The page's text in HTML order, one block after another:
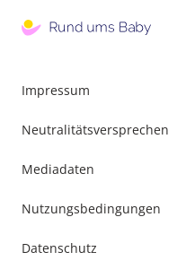
Impressum
Neutralitätsversprechen
Mediadaten
Nutzungsbedingungen
Datenschutz